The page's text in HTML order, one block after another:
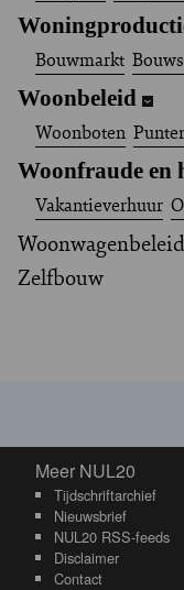
Bouwmarkt
Woonbeleid
Woonboten
Woonfraude en
Vakantieverhuur
Woonwagenbeleid
Zelfbouw
Meer
Meer NUL20
Tijdschriftarchief
Nieuwsbrief
NUL20 RSS-feeds
Disclaimer
Contact